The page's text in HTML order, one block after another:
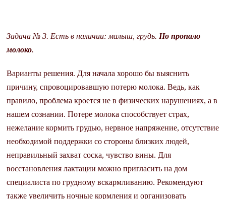
Задача № 3. Есть в наличии: малыш, грудь. Но пропало
молоко.
Варианты решения. Для начала хорошо бы выяснить
причину, спровоцировавшую потерю молока. Ведь, как
правило, проблема кроется не в физических нарушениях, а в
нашем сознании. Потере молока способствует страх,
нежелание кормить грудью, нервное напряжение, отсутствие
необходимой поддержки со стороны близких людей,
неправильный захват соска, чувство вины. Для
восстановления лактации можно пригласить на дом
специалиста по грудному вскармливанию. Рекомендуют
также увеличить ночные кормления и организовать